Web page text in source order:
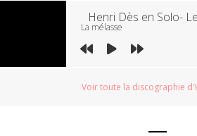
Henri Dès en Solo-
La mélasse
Voir toute la discographie